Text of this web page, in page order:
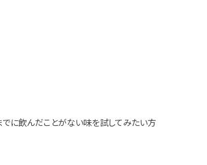
に飲んだことがない味を試してみたい方